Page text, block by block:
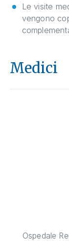
Le visite
vengono
Medici
Ospedale